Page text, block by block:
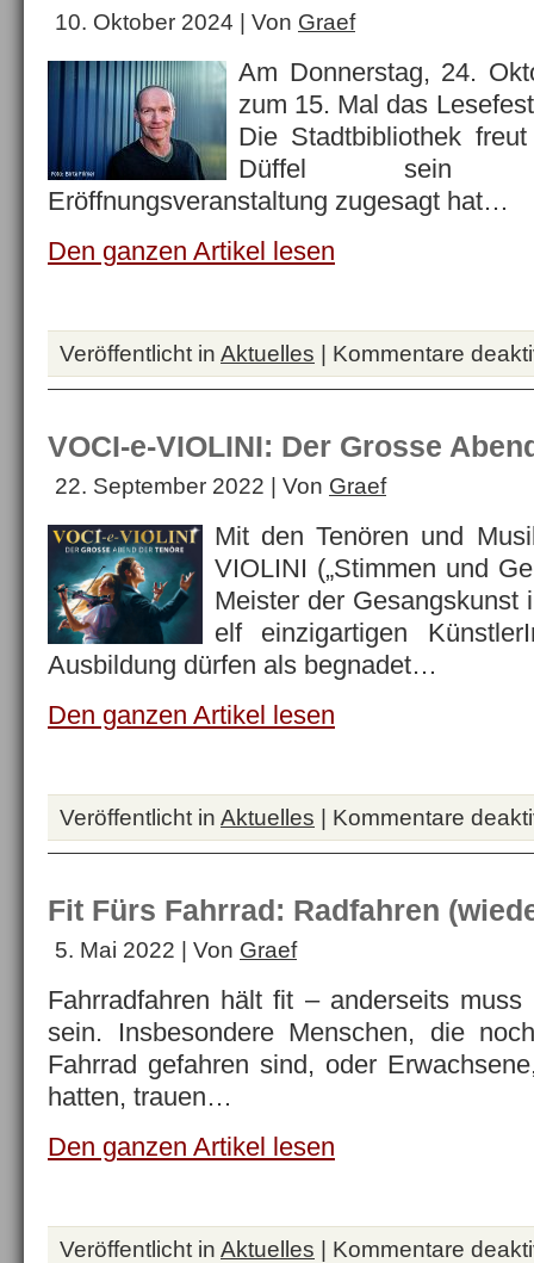
10. Oktober 2024 | Von Graef
Am Donnerstag, 24.
zum 15. Mal das
Die Stadtbibliothek
Düffel sein
Eröffnungsveranstaltung zugesagt hat…
Den ganzen Artikel lesen
Veröffentlicht in Aktuelles | Kommentare
VOCI-e-VIOLINI: Der Grosse
22. September 2022 | Von Graef
Mit den Tenören und
VIOLINI („Stimmen und
Meister der Gesangskunst
elf einzigartigen
Ausbildung dürfen als begnadet…
Den ganzen Artikel lesen
Veröffentlicht in Aktuelles | Kommentare
Fit Fürs Fahrrad: Radfahren
5. Mai 2022 | Von Graef
Fahrradfahren hält fit – anderseits
sein. Insbesondere Menschen, die
Fahrrad gefahren sind, oder
hatten, trauen…
Den ganzen Artikel lesen
Veröffentlicht in Aktuelles | Kommentare